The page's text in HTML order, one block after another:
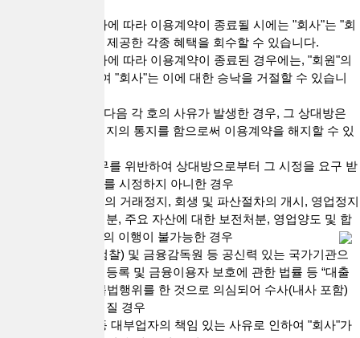
4) 본 항에서 정한 바에 따라 이용계약이 종료될 시에는 "회사"는 "회
원"에게 부가적으로 제공한 각종 혜택을 회수할 수 있습니다.
5) 본 항에서 정한 바에 따라 이용계약이 종료된 경우에는, "회원"의
재이용신청에 대하여 "회사"는 이에 대한 승낙을 거절할 수 있습니
3. 당사자 일방에게 다음 각 호의 사유가 발생한 경우, 그 상대방은
별도의 최고 없이 해지의 통지를 함으로써 이용계약을 해지할 수 있
1) “이용계약”의 의무를 위반하여 상대방으로부터 그 시정을 요구 받
은 후 7일 이내에 이를 시정하지 아니한 경우
2) 부도 등 금융기관의 거래정지, 회생 및 파산절차의 개시, 영업정지
및 취소 등의 행정처분, 주요 자산에 대한 보전처분, 영업양도 및 합
병 등으로 이용계약의 이행이 불가능한 경우
3) 수사기관(경찰, 검찰) 및 금융감독원 등 공신력 있는 국가기관으
로부터 대부업 등의 등록 및 금융이용자 보호에 관한 법률 등 “대출
거래”와 관련하여 불법행위를 한 것으로 의심되어 수사(내사 포함)
및 조사 등이 이루어질 경우
4) 관련 법령 위반 등 대부업자의 책임 있는 사유로 인하여 "회사"가